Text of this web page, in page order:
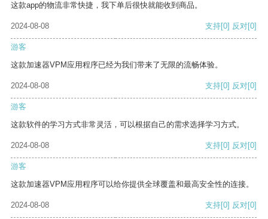
这款app的物流非常快捷，我下单后很快就能收到商品。
2024-08-08 支持[0] 反对[0]
游客
这款加速器VPM应用程序已经为我们带来了无限的流畅体验。
2024-08-08 支持[0] 反对[0]
游客
这款软件的学习方式非常灵活，可以根据自己的需求选择学习方式。
2024-08-08 支持[0] 反对[0]
游客
这款加速器VPM应用程序可以给你提供全球覆盖和最高安全性的连接。
2024-08-08 支持[0] 反对[0]